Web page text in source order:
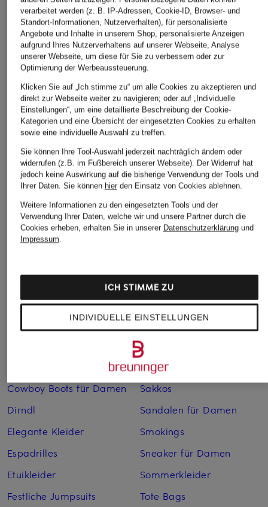
DUNO
Blouson
CHF 169
Ursprünglich:CHF 329
BOSS
Trench-Jacke
CABASY
WELLENSTEYN
Parka VENTANGO
LADY
CHF 179
Ursprünglich:
Weitere Kategorien
Abendkleider
Bademäntel für Herren
Bikinis für Damen
Boleros für Damen
Cowboy Boots für Damen
Dirndl
Elegante Kleider
Espadrilles
Etuikleider
Festliche Jumpsuits
Leinenhosen für Herren
Leinenkleider
Maxikleider
Regenmäntel für Damen
Sakkos
Sandalen für Damen
Smokings
Sneaker für Damen
Sommerkleider
Tote Bags
verarbeitet werden (z. B. IP-Adressen, Cookie-ID, Browser- und
Standort-Informationen, Nutzerverhalten), für personalisierte
Angebote und Inhalte in unserem Shop, personalisierte Anzeigen
aufgrund Ihres Nutzerverhaltens auf unserer Webseite, Analyse
unserer Webseite, um diese für Sie zu verbessern oder zur
Optimierung der Werbeaussteuerung.
Klicken Sie auf „Ich stimme zu“ um alle Cookies zu akzeptieren und
direkt zur Webseite weiter zu navigieren; oder auf „Individuelle
Einstellungen“, um eine detaillierte Beschreibung der Cookie-
Kategorien und eine Übersicht der eingesetzten Cookies zu erhalten
sowie eine individuelle Auswahl zu treffen.
Sie können Ihre Tool-Auswahl jederzeit nachträglich ändern oder
widerrufen (z.B. im Fußbereich unserer Webseite). Der Widerruf hat
jedoch keine Auswirkung auf die bisherige Verwendung der Tools und
Ihrer Daten. Sie können hierden Einsatz von Cookies ablehnen.
Weitere Informationen zu den eingesetzten Tools und der
Verwendung Ihrer Daten, welche wir und unsere Partner durch die
Cookies erheben, erhalten Sie in unserer Datenschutzerklärungund
Impressum.
INDIVIDUELLE EINSTELLUNGEN
ICH STIMME ZU